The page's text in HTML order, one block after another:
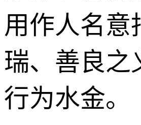
用作人名意
瑞、善良之
行为水金。